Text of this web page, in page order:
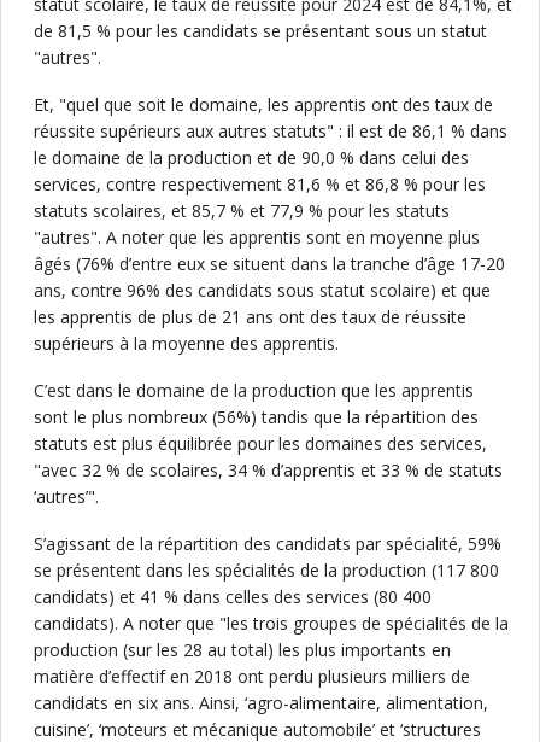
de 81,5 % pour les candidats se présentant sous un statut
"autres".
Et, "quel que soit le domaine, les apprentis ont des taux de
réussite supérieurs aux autres statuts" : il est de 86,1 % dans
le domaine de la production et de 90,0 % dans celui des
services, contre respectivement 81,6 % et 86,8 % pour les
statuts scolaires, et 85,7 % et 77,9 % pour les statuts
"autres". A noter que les apprentis sont en moyenne plus
âgés (76% d’entre eux se situent dans la tranche d’âge 17-20
ans, contre 96% des candidats sous statut scolaire) et que
les apprentis de plus de 21 ans ont des taux de réussite
supérieurs à la moyenne des apprentis.
C’est dans le domaine de la production que les apprentis
sont le plus nombreux (56%) tandis que la répartition des
statuts est plus équilibrée pour les domaines des services,
"avec 32 % de scolaires, 34 % d’apprentis et 33 % de statuts
‘autres’".
S’agissant de la répartition des candidats par spécialité, 59%
se présentent dans les spécialités de la production (117 800
candidats) et 41 % dans celles des services (80 400
candidats). A noter que "les trois groupes de spécialités de la
production (sur les 28 au total) les plus importants en
matière d’effectif en 2018 ont perdu plusieurs milliers de
candidats en six ans. Ainsi, ‘agro-alimentaire, alimentation,
cuisine’, ‘moteurs et mécanique automobile’ et ‘structures